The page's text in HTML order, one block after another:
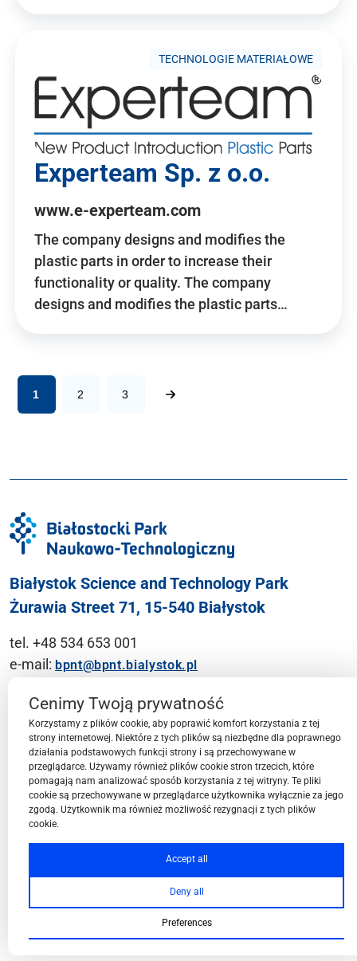
TECHNOLOGIE MATERIAŁOWE
Experteam Sp. z o.o.
www.e-experteam.com
The company designs and modifies the
plastic parts in order to increase their
functionality or quality. The company
designs and modifies the plastic parts…
1 2 3
Białystok Science and Technology Park
Żurawia Street 71, 15-540 Białystok
tel. +48 534 653 001
e-mail: bpnt@bpnt.bialystok.pl
Contact
BPN-T Area
BPN-T Offer
Cenimy Twoją prywatność
Korzystamy z plików cookie, aby poprawić komfort korzystania z tej
strony internetowej. Niektóre z tych plików są niezbędne dla poprawnego
działania podstawowych funkcji strony i są przechowywane w
przeglądarce. Używamy również plików cookie stron trzecich, które
pomagają nam analizować sposób korzystania z tej witryny. Te pliki
cookie są przechowywane w przeglądarce użytkownika wyłącznie za jego
zgodą. Użytkownik ma również możliwość rezygnacji z tych plików
cookie.
Accept all
Deny all
Preferences